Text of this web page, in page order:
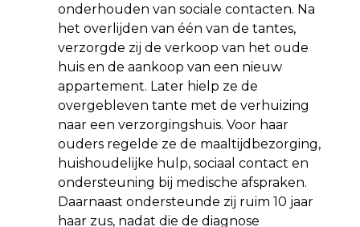
onderhouden van sociale contacten. Na
het overlijden van één van de tantes,
verzorgde zij de verkoop van het oude
huis en de aankoop van een nieuw
appartement. Later hielp ze de
overgebleven tante met de verhuizing
naar een verzorgingshuis. Voor haar
ouders regelde ze de maaltijdbezorging,
huishoudelijke hulp, sociaal contact en
ondersteuning bij medische afspraken.
Daarnaast ondersteunde zij ruim 10 jaar
haar zus, nadat die de diagnose